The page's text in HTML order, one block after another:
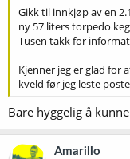
Gikk til innkjøp av en
ny 57 liters torpedo
Tusen takk for
Kjenner jeg er glad for
kveld før jeg leste
Bare hyggelig å
Amarillo